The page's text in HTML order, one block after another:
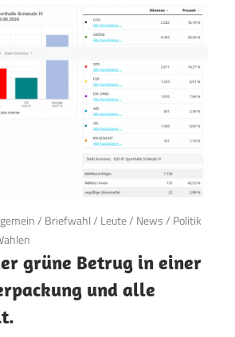
/ Briefwahl/ Leute/ News/ Politik
grüne Betrug in einer
und alle